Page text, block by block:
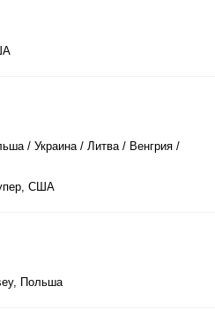
/ Украина / Литва / Венгрия /
США
Польша